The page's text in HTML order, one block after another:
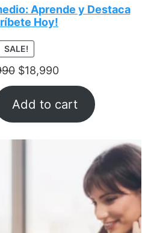
Aprende y Destaca
Hoy!
SALE!
ON
SALE
$18,990
Add to cart